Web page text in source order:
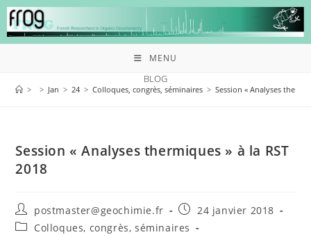
MENU
BLOG
> > Jan > 24 > Colloques, congrès, séminaires > Session « Analyses
Session « Analyses thermiques » à la RST
2018
postmaster@geochimie.fr
24 janvier 2018
Colloques, congrès, séminaires